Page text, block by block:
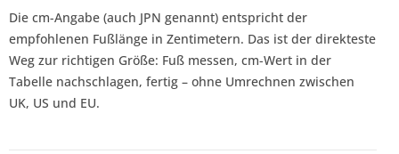
Die cm-Angabe (auch JPN genannt) entspricht der
empfohlenen Fußlänge in Zentimetern. Das ist der direkteste
Weg zur richtigen Größe: Fuß messen, cm-Wert in der
Tabelle nachschlagen, fertig – ohne Umrechnen zwischen
UK, US und EU.